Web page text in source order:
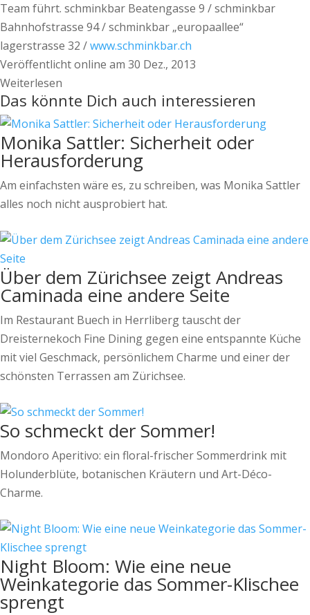
Team führt. schminkbar Beatengasse 9 / schminkbar
Bahnhofstrasse 94 / schminkbar „europaallee“
lagerstrasse 32 /www.schminkbar.ch
Veröffentlicht online am 30 Dez., 2013
Weiterlesen
Das könnte Dich auch interessieren
Monika Sattler: Sicherheit oder
Herausforderung
Am einfachsten wäre es, zu schreiben, was Monika Sattler
alles noch nicht ausprobiert hat.
Über dem Zürichsee zeigt Andreas
Caminada eine andere Seite
Im Restaurant Buech in Herrliberg tauscht der
Dreisternekoch Fine Dining gegen eine entspannte Küche
mit viel Geschmack, persönlichem Charme und einer der
schönsten Terrassen am Zürichsee.
So schmeckt der Sommer!
Mondoro Aperitivo: ein floral-frischer Sommerdrink mit
Holunderblüte, botanischen Kräutern und Art-Déco-
Charme.
Night Bloom: Wie eine neue
Weinkategorie das Sommer-Klischee
sprengt